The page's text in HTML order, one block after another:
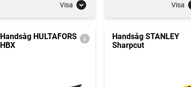
Visa Visa
Handsåg HULTAFORS
HBX
Handsåg STANLEY
Sharpcut